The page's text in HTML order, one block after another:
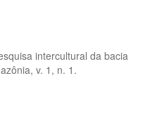
intercultural da bacia
v. 1, n. 1.